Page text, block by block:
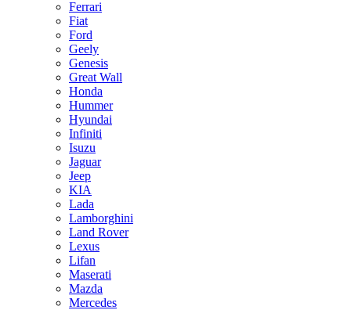
Ferrari
Fiat
Ford
Geely
Genesis
Great Wall
Honda
Hummer
Hyundai
Infiniti
Isuzu
Jaguar
Jeep
KIA
Lada
Lamborghini
Land Rover
Lexus
Lifan
Maserati
Mazda
Mercedes